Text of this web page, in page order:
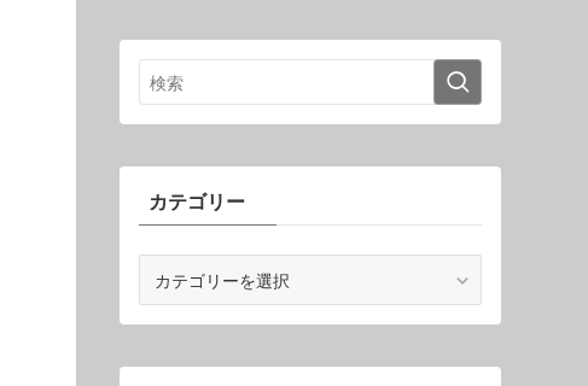
カテゴリー
ゴ
ー